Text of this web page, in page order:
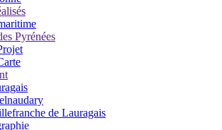
Pyrénées
de Lauragais